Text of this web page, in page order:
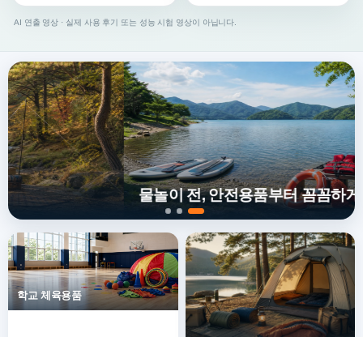
AI 연출 영상 · 실제 사용 후기 또는 성능 시험 영상이 아닙니다.